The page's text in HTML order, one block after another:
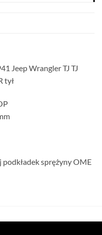
Jeep Wrangler TJ TJ
tył
sprężyny OME